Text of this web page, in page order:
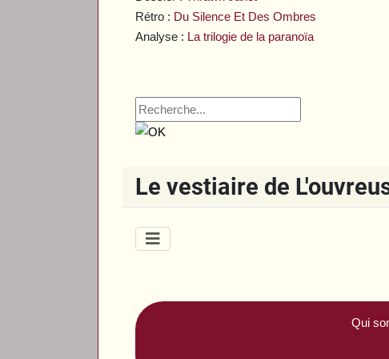
Rétro : Du Silence Et Des Ombres
Analyse : La trilogie de la paranoïa
Le vestiaire de
Qui